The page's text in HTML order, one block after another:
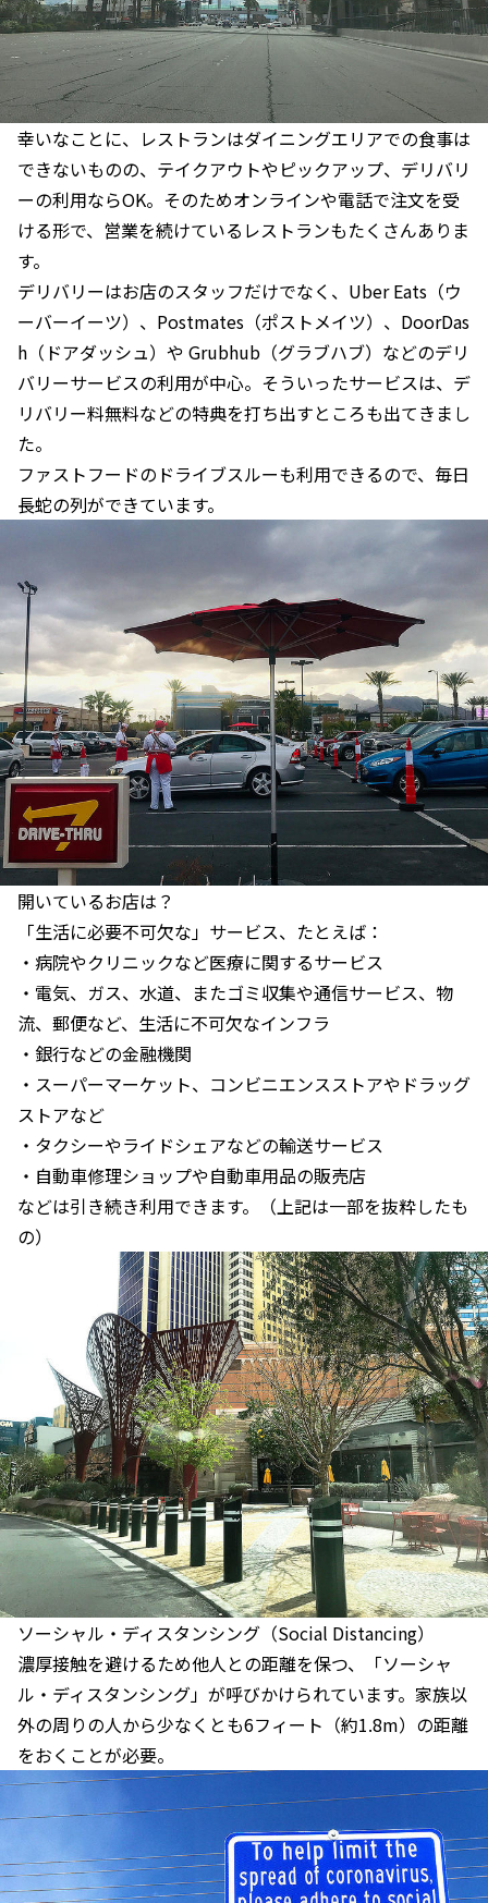
幸いなことに、レストランはダイニングエリアでの食事は
できないものの、テイクアウトやピックアップ、デリバリ
ーの利用ならOK。そのためオンラインや電話で注文を受
ける形で、営業を続けているレストランもたくさんありま
す。
デリバリーはお店のスタッフだけでなく、Uber Eats（ウ
ーバーイーツ）、Postmates（ポストメイツ）、DoorDas
h（ドアダッシュ）や Grubhub（グラブハブ）などのデリ
バリーサービスの利用が中心。そういったサービスは、デ
リバリー料無料などの特典を打ち出すところも出てきまし
た。
ファストフードのドライブスルーも利用できるので、毎日
長蛇の列ができています。
開いているお店は？
「生活に必要不可欠な」サービス、たとえば：
・病院やクリニックなど医療に関するサービス
・電気、ガス、水道、またゴミ収集や通信サービス、物
流、郵便など、生活に不可欠なインフラ
・銀行などの金融機関
・スーパーマーケット、コンビニエンスストアやドラッグ
ストアなど
・タクシーやライドシェアなどの輸送サービス
・自動車修理ショップや自動車用品の販売店
などは引き続き利用できます。（上記は一部を抜粋したも
の）
ソーシャル・ディスタンシング（Social Distancing）
濃厚接触を避けるため他人との距離を保つ、「ソーシャ
ル・ディスタンシング」が呼びかけられています。家族以
外の周りの人から少なくとも6フィート（約1.8m）の距離
をおくことが必要。